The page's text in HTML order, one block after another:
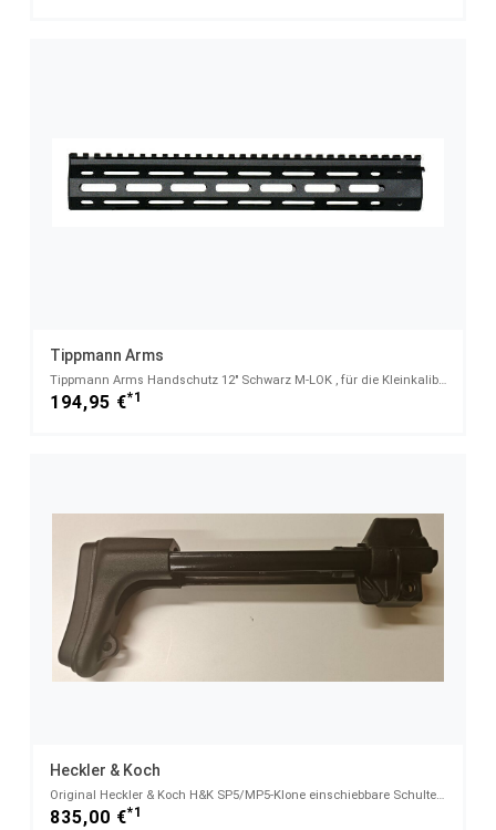
Tippmann Arms
Tippmann Arms Handschutz 12" Schwarz M-LOK , für die Kleinkaliber-Serie M4-22, made in USA - 22L.r
194,95 €*1
Heckler & Koch
Original Heckler & Koch H&K SP5/MP5-Klone einschiebbare Schulterstütze verstellbar in 3 Positionen
835,00 €*1